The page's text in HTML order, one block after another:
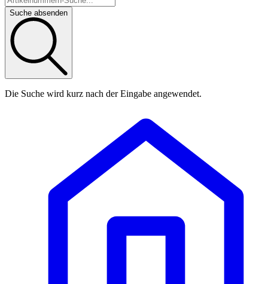
Suche absenden
Die Suche wird kurz nach der Eingabe angewendet.